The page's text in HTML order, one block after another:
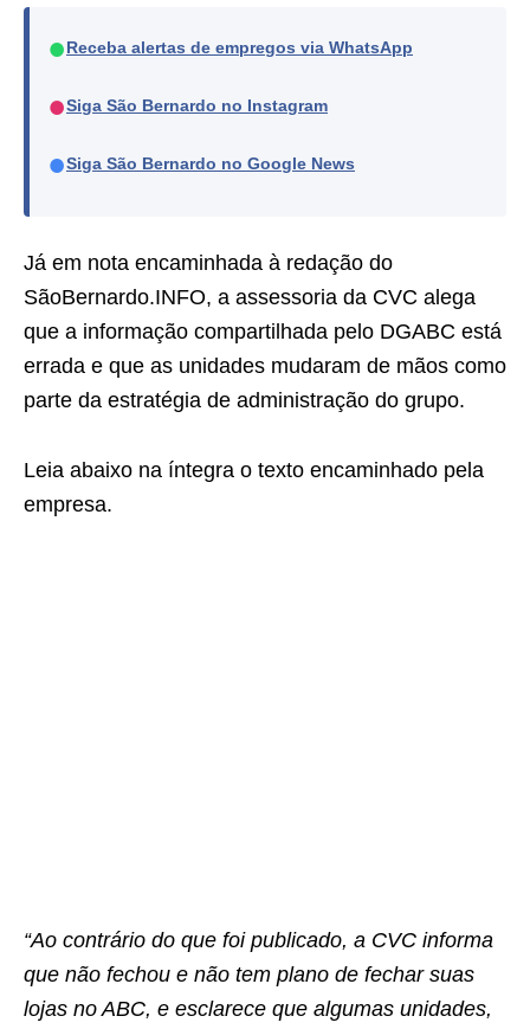
● Receba alertas de empregos via WhatsApp
●Siga São Bernardo no Instagram
●Siga São Bernardo no Google News
Já em nota encaminhada à redação do
SãoBernardo.INFO, a assessoria da CVC alega
que a informação compartilhada pelo DGABC está
errada e que as unidades mudaram de mãos como
parte da estratégia de administração do grupo.
Leia abaixo na íntegra o texto encaminhado pela
empresa.
“Ao contrário do que foi publicado, a CVC informa
que não fechou e não tem plano de fechar suas
lojas no ABC, e esclarece que algumas unidades,